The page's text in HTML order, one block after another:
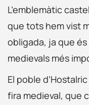
L’emblemàtic
que tots hem vist
obligada, ja que
medievals més
El poble
fira medieval, que